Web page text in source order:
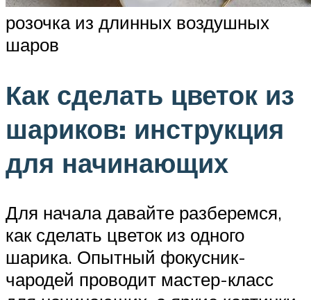
розочка из длинных воздушных
шаров
Как сделать цветок из
шариков: инструкция
для начинающих
Для начала давайте разберемся,
как сделать цветок из одного
шарика. Опытный фокусник-
чародей проводит мастер-класс